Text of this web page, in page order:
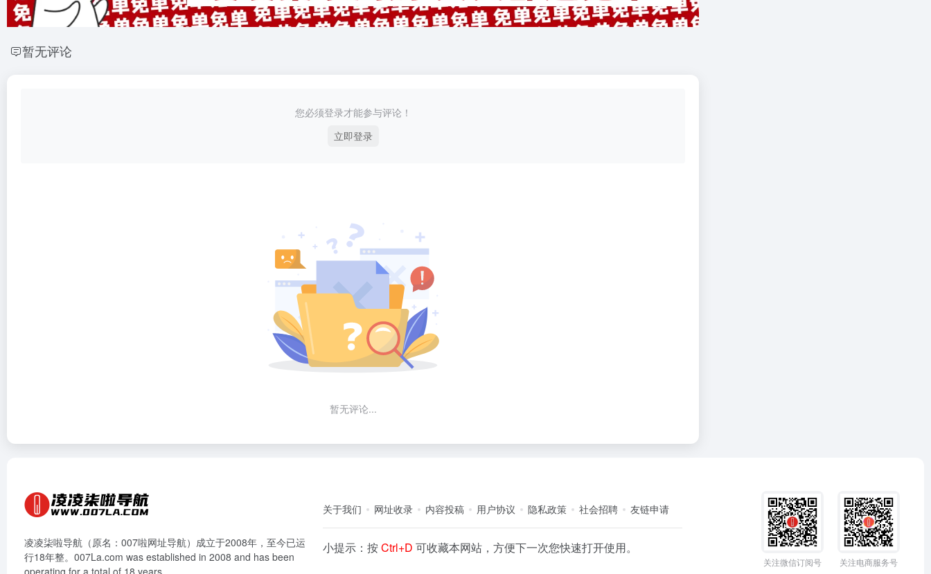
暂无评论
您必须登录才能参与评论！
立即登录
暂无评论...
凌凌柒啦导航（原名：007啦网址导航）成立于2008年，至今已运
行18年整。007La.com was established in 2008 and has been
operating for a total of 18 years.
关于我们 网址收录 内容投稿 用户协议 隐私政策 社会招聘 友链申请
小提示：按Ctrl+D可收藏本网站，方便下一次您快速打开使用。
关注微信订阅号 关注电商服务号